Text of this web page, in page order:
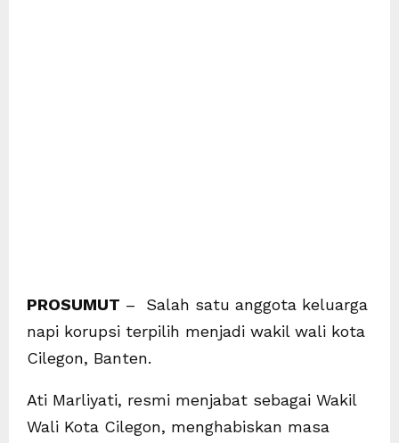
PROSUMUT – Salah satu anggota keluarga
napi korupsi terpilih menjadi wakil wali kota
Cilegon, Banten.
Ati Marliyati, resmi menjabat sebagai Wakil
Wali Kota Cilegon, menghabiskan masa